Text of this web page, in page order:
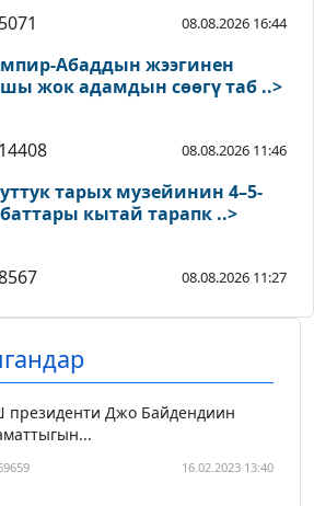
5071 08.08.2026 16:44
Абаддын жээгинен
жок адамдын сөөгү таб ..>
14408 08.08.2026 11:46
тарых музейинин 4–5-
кытай тарапк ..>
08.08.2026 11:27
Джо Байдендиин
16.02.2023 13:40